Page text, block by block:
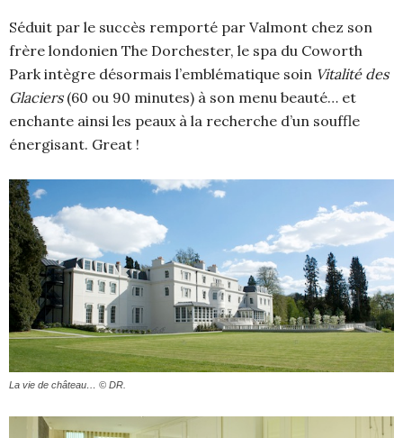
Séduit par le succès remporté par Valmont chez son
frère londonien The Dorchester, le spa du Coworth
Park intègre désormais l’emblématique soin Vitalité des
Glaciers(60 ou 90 minutes) à son menu beauté… et
enchante ainsi les peaux à la recherche d’un souffle
énergisant. Great !
La vie de château… © DR.